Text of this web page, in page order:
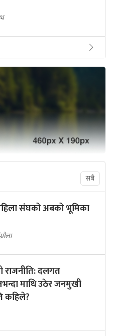
सबै
संघको अबको भूमिका
राजनीति: दलगत
माथि उठेर जनमुखी
कहिले?